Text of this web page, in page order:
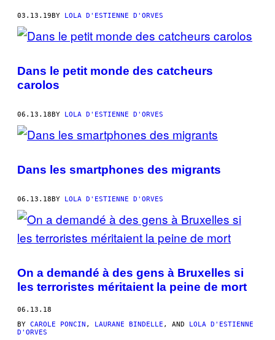
03.13.19BY LOLA D'ESTIENNE D'ORVES
Dans le petit monde des catcheurs
carolos
06.13.18BY LOLA D'ESTIENNE D'ORVES
Dans les smartphones des migrants
06.13.18BY LOLA D'ESTIENNE D'ORVES
On a demandé à des gens à Bruxelles si
les terroristes méritaient la peine de mort
06.13.18
BY CAROLE PONCIN , LAURANE BINDELLE , AND LOLA D'ESTIENNE
D'ORVES